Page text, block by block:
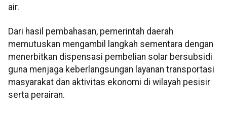
air.
Dari hasil pembahasan, pemerintah daerah
memutuskan mengambil langkah sementara dengan
menerbitkan dispensasi pembelian solar bersubsidi
guna menjaga keberlangsungan layanan transportasi
masyarakat dan aktivitas ekonomi di wilayah pesisir
serta perairan.